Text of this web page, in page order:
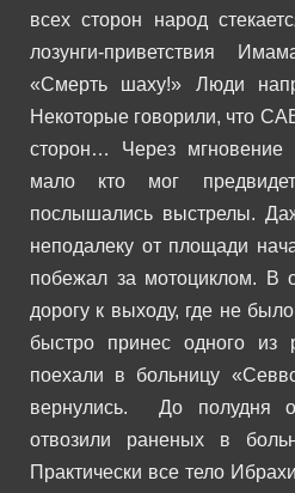
всех сторон народ
лозунги-приветствия
«Смерть шаху!» Люди
Некоторые говорили, что
сторон… Через
мало кто мог
послышались выстрелы.
неподалеку от площади
побежал за мотоциклом. В
дорогу к выходу, где не
быстро принес одного
поехали в больницу
вернулись. До полудня
отвозили раненых в
Практически все тело